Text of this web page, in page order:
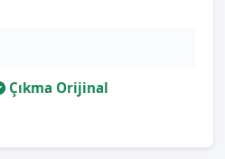
Çıkma Orijinal